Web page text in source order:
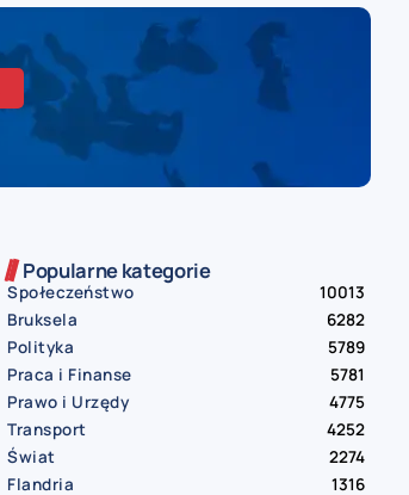
Popularne kategorie
Społeczeństwo
10013
Bruksela
6282
Polityka
5789
Praca i Finanse
5781
Prawo i Urzędy
4775
Transport
4252
Świat
2274
Flandria
1316